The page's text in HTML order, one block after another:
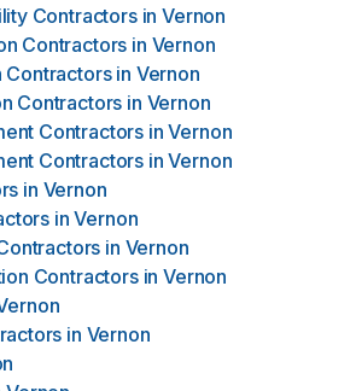
Contractors in Vernon
Contractors in Vernon
Contractors in Vernon
Contractors in Vernon
Contractors in Vernon
Contractors in Vernon
in Vernon
in Vernon
in Vernon
Contractors in Vernon
in Vernon